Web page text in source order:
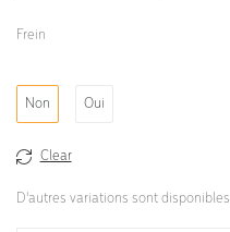
Frein
Non Oui
Clear
D'autres variations sont disponibles